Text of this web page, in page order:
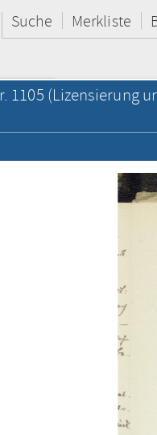
Suche Merkliste
1105 (Lizensierung